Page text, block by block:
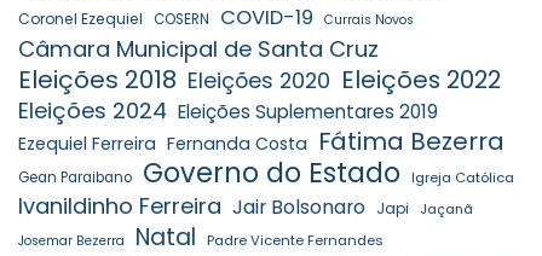
Coronel Ezequiel COSERN COVID-19 Currais Novos
Câmara Municipal de Santa Cruz
Eleições 2018 Eleições 2020 Eleições 2022
Eleições 2024 Eleições Suplementares 2019
Ezequiel Ferreira Fernanda Costa Fátima Bezerra
Gean Paraibano Governo do Estado Igreja Católica
Ivanildinho Ferreira Jair Bolsonaro Japi Jaçanã
Josemar Bezerra Natal Padre Vicente Fernandes